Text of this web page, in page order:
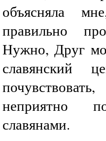
объясняла
правильно
Нужно, Друг
славянский
неприятно
славянами.